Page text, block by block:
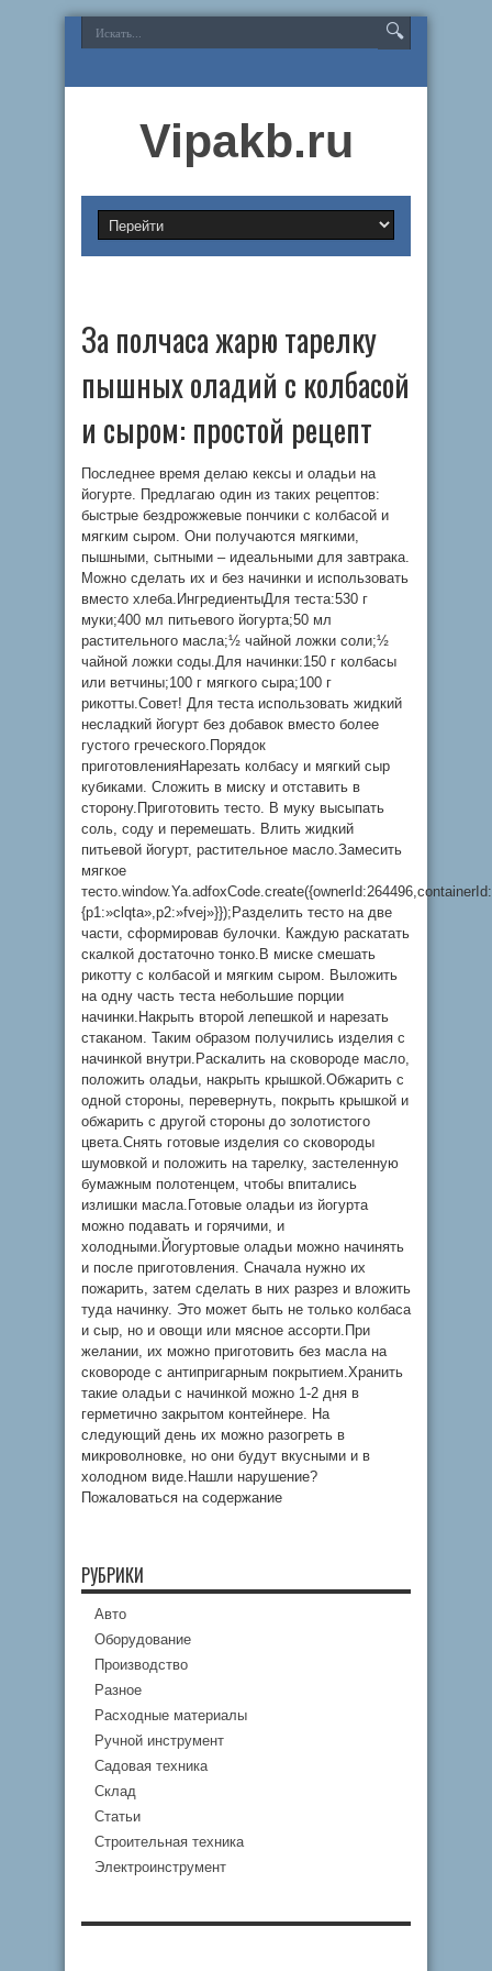
Vipakb.ru
За полчаса жарю тарелку
пышных оладий с колбасой
и сыром: простой рецепт
Последнее время делаю кексы и оладьи на
йогурте. Предлагаю один из таких рецептов:
быстрые бездрожжевые пончики с колбасой и
мягким сыром. Они получаются мягкими,
пышными, сытными – идеальными для завтрака.
Можно сделать их и без начинки и использовать
вместо хлеба.ИнгредиентыДля теста:530 г
муки;400 мл питьевого йогурта;50 мл
растительного масла;½ чайной ложки соли;½
чайной ложки соды.Для начинки:150 г колбасы
или ветчины;100 г мягкого сыра;100 г
рикотты.Совет! Для теста использовать жидкий
несладкий йогурт без добавок вместо более
густого греческого.Порядок
приготовленияНарезать колбасу и мягкий сыр
кубиками. Сложить в миску и отставить в
сторону.Приготовить тесто. В муку высыпать
соль, соду и перемешать. Влить жидкий
питьевой йогурт, растительное масло.Замесить
мягкое
{p1:»clqta»,p2:»fvej»}});Разделить тесто на две
части, сформировав булочки. Каждую раскатать
скалкой достаточно тонко.В миске смешать
рикотту с колбасой и мягким сыром. Выложить
на одну часть теста небольшие порции
начинки.Накрыть второй лепешкой и нарезать
стаканом. Таким образом получились изделия с
начинкой внутри.Раскалить на сковороде масло,
положить оладьи, накрыть крышкой.Обжарить с
одной стороны, перевернуть, покрыть крышкой и
обжарить с другой стороны до золотистого
цвета.Снять готовые изделия со сковороды
шумовкой и положить на тарелку, застеленную
бумажным полотенцем, чтобы впитались
излишки масла.Готовые оладьи из йогурта
можно подавать и горячими, и
холодными.Йогуртовые оладьи можно начинять
и после приготовления. Сначала нужно их
пожарить, затем сделать в них разрез и вложить
туда начинку. Это может быть не только колбаса
и сыр, но и овощи или мясное ассорти.При
желании, их можно приготовить без масла на
сковороде с антипригарным покрытием.Хранить
такие оладьи с начинкой можно 1-2 дня в
герметично закрытом контейнере. На
следующий день их можно разогреть в
микроволновке, но они будут вкусными и в
холодном виде.Нашли нарушение?
Пожаловаться на содержание
РУБРИКИ
Авто
Оборудование
Производство
Разное
Расходные материалы
Ручной инструмент
Садовая техника
Склад
Статьи
Строительная техника
Электроинструмент